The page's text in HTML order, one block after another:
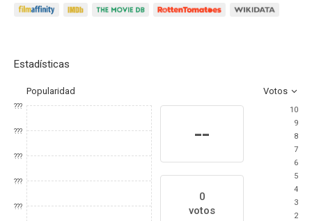
Estadísticas
Popularidad Votos
???
???
???
???
???
--
0
votos
10
9
8
7
6
5
4
3
2